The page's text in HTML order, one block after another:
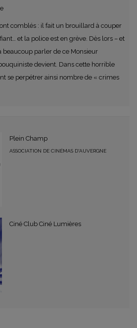
comblés : il fait un brouillard à couper
et la police est en grève. Dès lors – et
beaucoup parler de ce Monsieur
devient. Dans cette horrible
se perpétrer ainsi nombre de « crimes
Plein Champ
ASSOCIATION DE CINÉMAS D'AUVERGNE
Ciné Club Ciné Lumières